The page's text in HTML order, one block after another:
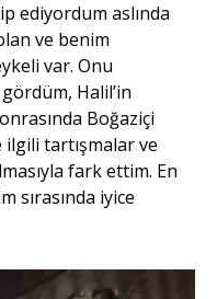
ediyordum aslında
ve benim
var. Onu
Halil’in
Boğaziçi
tartışmalar ve
fark ettim. En
sırasında iyice